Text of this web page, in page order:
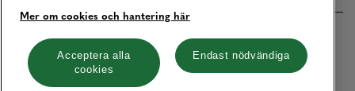
Cookies Integritetspolicy
Hantera cookies
Mer om cookies och hantering här
Acceptera alla
cookies
Endast nödvändiga